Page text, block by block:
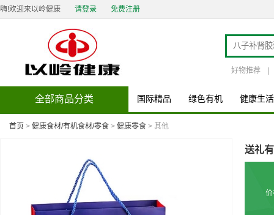
嗨!欢迎来以岭健康 请登录 免费注册
好物推荐
全部商品分类 国际精品 绿色有机 健康生活
首页 > 健康食材/有机食材/零食 > 健康零食 > 其他
送礼